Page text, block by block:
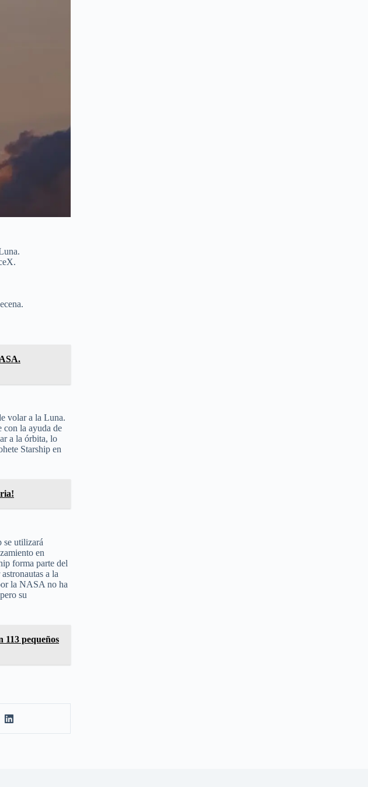
volar a la Luna.
con la ayuda de
a la órbita, lo
Starship en
se utilizará
en
forma parte del
a la
la NASA no ha
su
113 pequeños